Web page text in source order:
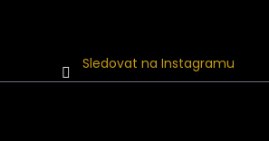
Sledovat na Instagramu